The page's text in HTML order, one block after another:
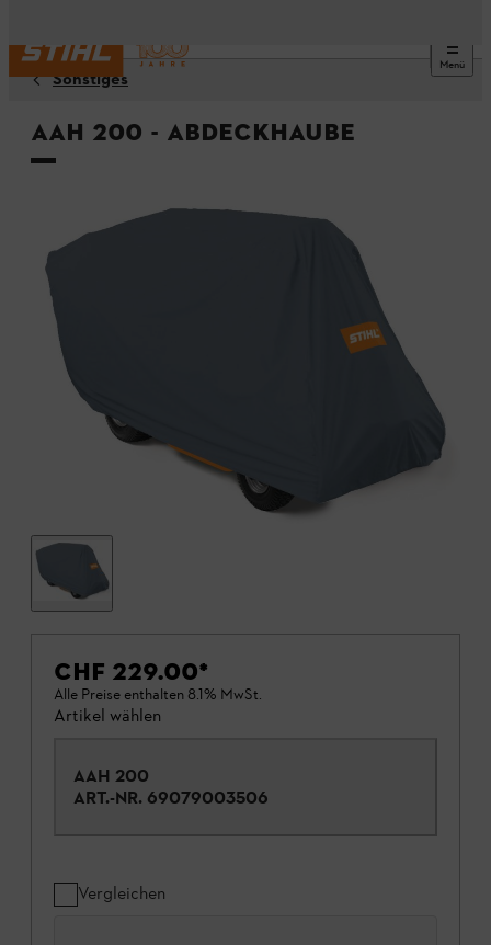
Menü
Sonstiges
AAH 200 - Abdeckhaube
CHF 229.00*
Alle Preise enthalten 8.1% MwSt.
Artikel wählen
AAH 200
ART.-NR. 69079003506
Vergleichen